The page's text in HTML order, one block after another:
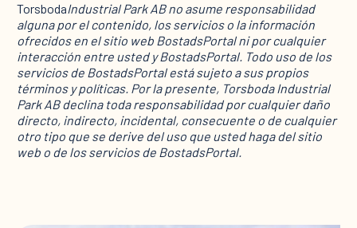
TorsbodaIndustrial Park AB no asume responsabilidad
alguna por el contenido, los servicios o la información
ofrecidos en el sitio web BostadsPortal ni por cualquier
interacción entre usted y BostadsPortal. Todo uso de los
servicios de BostadsPortal está sujeto a sus propios
términos y políticas. Por la presente, Torsboda Industrial
Park AB declina toda responsabilidad por cualquier daño
directo, indirecto, incidental, consecuente o de cualquier
otro tipo que se derive del uso que usted haga del sitio
web o de los servicios de BostadsPortal.